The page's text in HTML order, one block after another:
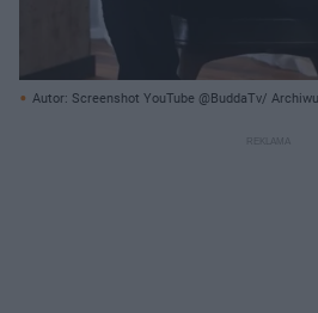
Autor: Screenshot YouTube @BuddaTv/